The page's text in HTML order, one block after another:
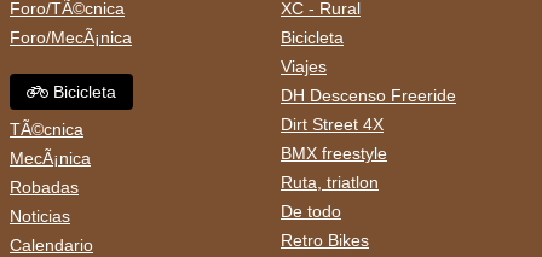
Foro/TÃ©cnica
Foro/MecÃ¡nica
Bicicleta
TÃ©cnica
MecÃ¡nica
Robadas
Noticias
Calendario
XC - Rural
Bicicleta
Viajes
DH Descenso Freeride
Dirt Street 4X
BMX freestyle
Ruta, triatlon
De todo
Retro Bikes